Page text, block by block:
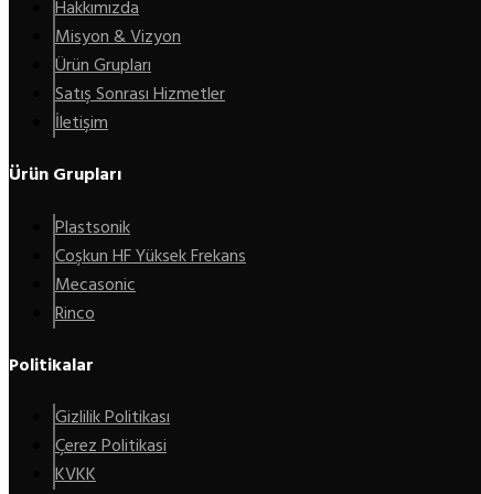
Hakkımızda
Misyon & Vizyon
Ürün Grupları
Satış Sonrası Hizmetler
İletişim
Ürün Grupları
Plastsonik
Coşkun HF Yüksek Frekans
Mecasonic
Rinco
Politikalar
Gizlilik Politikası
Çerez Politikasi
KVKK